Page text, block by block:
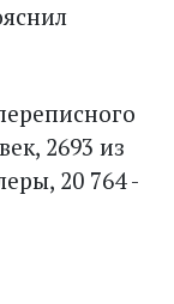
2693 из
20 764 -